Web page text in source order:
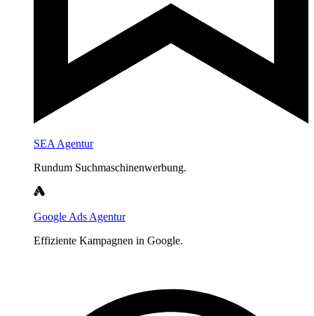
SEA Agentur
Rundum Suchmaschinenwerbung.
Google Ads Agentur
Effiziente Kampagnen in Google.